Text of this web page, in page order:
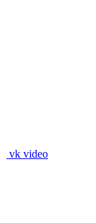
vk video